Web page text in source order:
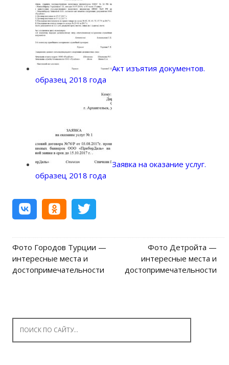
Акт изъятия документов.
образец 2018 года
Заявка на оказание услуг.
образец 2018 года
Post navigation
Фото Городов Турции —
интересные места и
достопримечательности
Фото Детройта —
интересные места и
достопримечательности